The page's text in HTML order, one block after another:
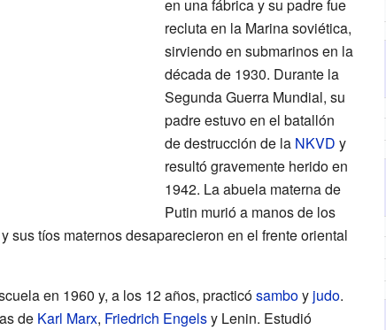
en una fábrica y su padre fue
recluta en la Marina soviética,
sirviendo en submarinos en la
década de 1930. Durante la
Segunda Guerra Mundial, su
padre estuvo en el batallón
de destrucción de la NKVD y
resultó gravemente herido en
1942. La abuela materna de
Putin murió a manos de los
sus tíos maternos desaparecieron en el frente oriental
en 1960 y, a los 12 años, practicósamboy judo.
de Karl Marx, Friedrich Engelsy Lenin. Estudió